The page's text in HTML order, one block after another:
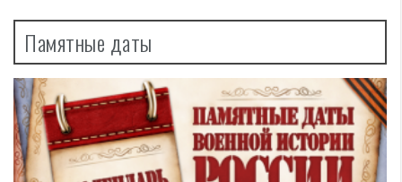
Памятные даты